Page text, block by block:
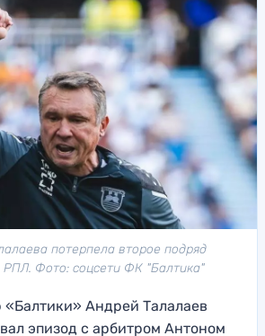
потерпела второе подряд
Фото: соцсети ФК "Балтика"
«Балтики» Андрей Талалаев
эпизод с арбитром Антоном